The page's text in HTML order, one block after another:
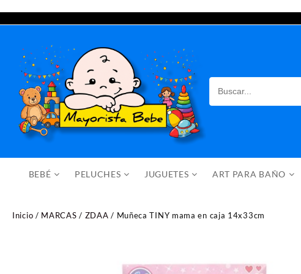
BEBÉ PELUCHES JUGUETES ART PARA BAÑO
Inicio / MARCAS / ZDAA / Muñeca TINY mama en caja 14x33cm